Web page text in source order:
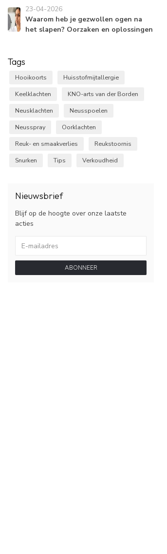
23-04-2026
Waarom heb je gezwollen ogen na
het slapen? Oorzaken en oplossingen
Tags
Hooikoorts
Huisstofmijtallergie
Keelklachten
KNO-arts van der Borden
Neusklachten
Neusspoelen
Neusspray
Oorklachten
Reuk- en smaakverlies
Reukstoornis
Snurken
Tips Verkoudheid
Nieuwsbrief
Blijf op de hoogte over onze laatste
acties
ABONNEER